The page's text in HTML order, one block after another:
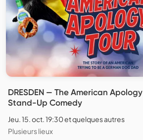
DRESDEN — The American
Stand-Up Comedy
Jeu. 15. oct. 19:30 et quelques autres
Plusieurs lieux